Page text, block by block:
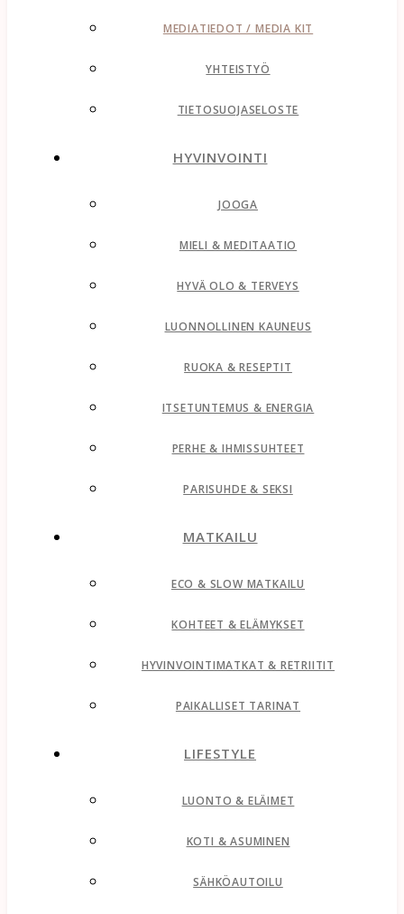
MEDIATIEDOT / MEDIA KIT
YHTEISTYÖ
TIETOSUOJASELOSTE
HYVINVOINTI
JOOGA
MIELI & MEDITAATIO
HYVÄ OLO & TERVEYS
LUONNOLLINEN KAUNEUS
RUOKA & RESEPTIT
ITSETUNTEMUS & ENERGIA
PERHE & IHMISSUHTEET
PARISUHDE & SEKSI
MATKAILU
ECO & SLOW MATKAILU
KOHTEET & ELÄMYKSET
HYVINVOINTIMATKAT & RETRIITIT
PAIKALLISET TARINAT
LIFESTYLE
LUONTO & ELÄIMET
KOTI & ASUMINEN
SÄHKÖAUTOILU